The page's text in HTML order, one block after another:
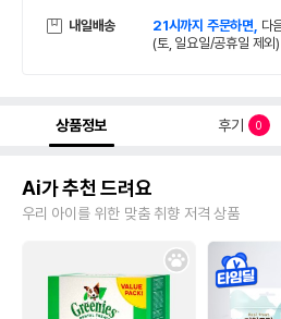
내일배송 21시까지 주문하면, 다
(토, 일요일/공휴일 제외)
상품정보 후기 0
Ai가 추천 드려요
우리 아이를 위한 맞춤 취향 저격 상품